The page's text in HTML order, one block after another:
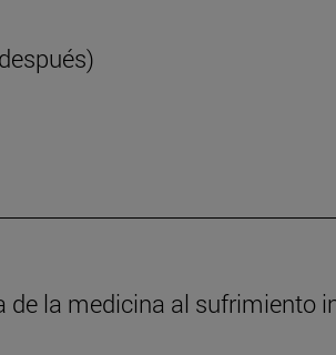
de la medicina al sufrimiento